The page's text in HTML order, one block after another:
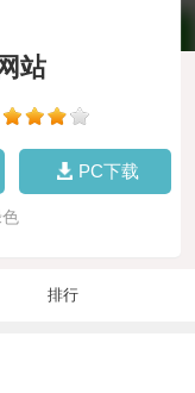
站
PC下载
排行